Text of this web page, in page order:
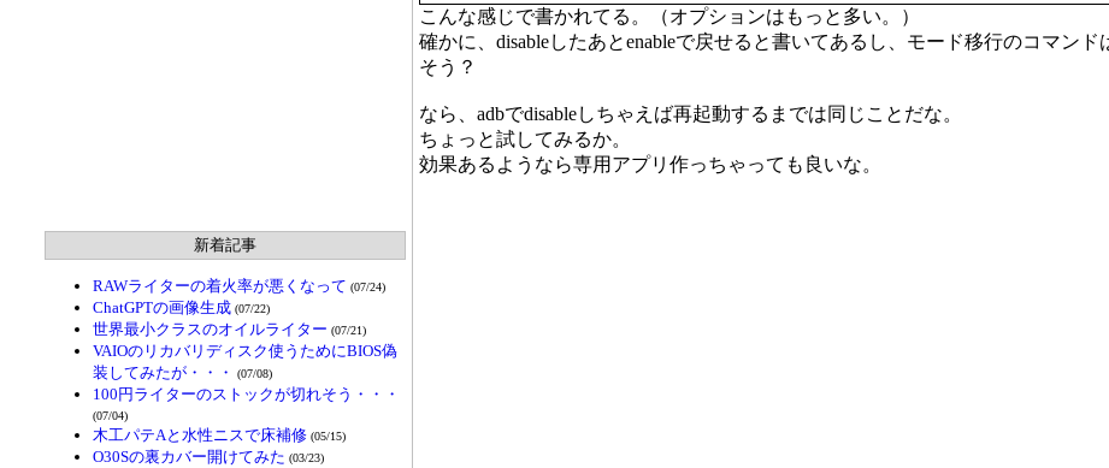
新着記事
RAWライターの着火率が悪くなって (07/24)
ChatGPTの画像生成 (07/22)
世界最小クラスのオイルライター (07/21)
VAIOのリカバリディスク使うためにBIOS偽
装してみたが・・・
(07/08)
100円ライターのストックが切れそう・・・
(07/04)
木工パテAと水性ニスで床補修 (05/15)
O30Sの裏カバー開けてみた (03/23)
こんな感じで書かれてる。（オプションはもっと多い。）
確かに、disableしたあとenableで戻せると書いてあるし、モード移行のコマンド
そう？
なら、adbでdisableしちゃえば再起動するまでは同じことだな。
ちょっと試してみるか。
効果あるようなら専用アプリ作っちゃっても良いな。